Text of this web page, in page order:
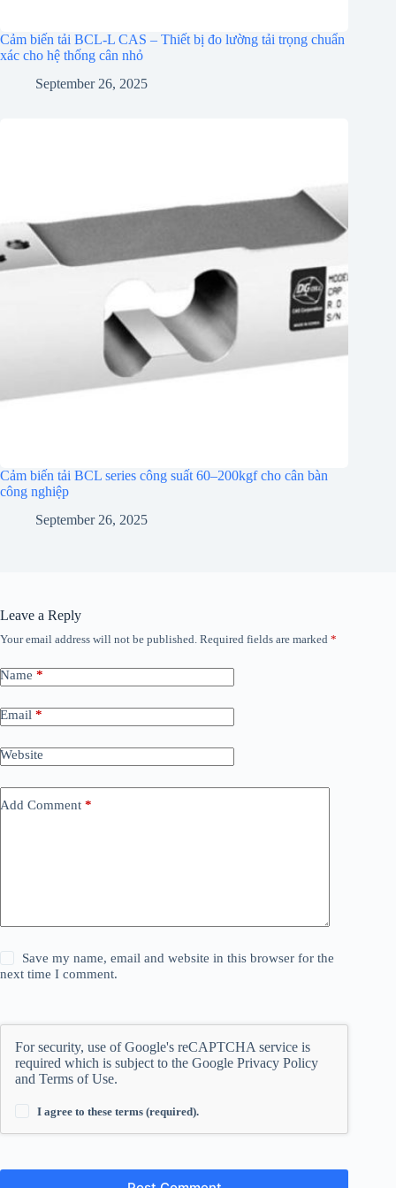
Cảm biến tải BCL-L CAS – Thiết bị đo lường tải trọng chuẩn
xác cho hệ thống cân nhỏ
September 26, 2025
Cảm biến tải BCL series công suất 60–200kgf cho cân bàn
công nghiệp
September 26, 2025
Leave a Reply
Your email address will not be published. Required fields are marked *
Name *
Email *
Website
Add Comment *
Save my name, email and website in this browser for the
next time I comment.
For security, use of Google's reCAPTCHA service is
required which is subject to the Google Privacy Policy
and Terms of Use.
I agree to these terms (required).